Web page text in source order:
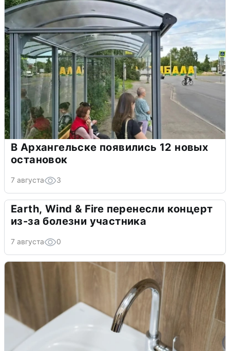
В Архангельске появились 12 новых
остановок
7 августа 3
Earth, Wind & Fire перенесли концерт
из-за болезни участника
7 августа 0